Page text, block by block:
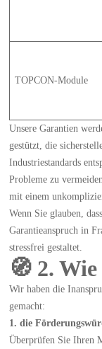
TOPCON-Module
Unsere Garantien
gestützt, die
Industriestandards
Probleme zu
mit einem
Wenn Sie glauben,
Garantieanspruch in
stressfrei gestaltet.
🧭 2.
Wir haben die
gemacht:
1. die
Überprüfen Sie Ihren